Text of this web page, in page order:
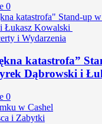
0
i Wydarzenia
katastrofa”
Dąbrowski i
0
i Zabytki